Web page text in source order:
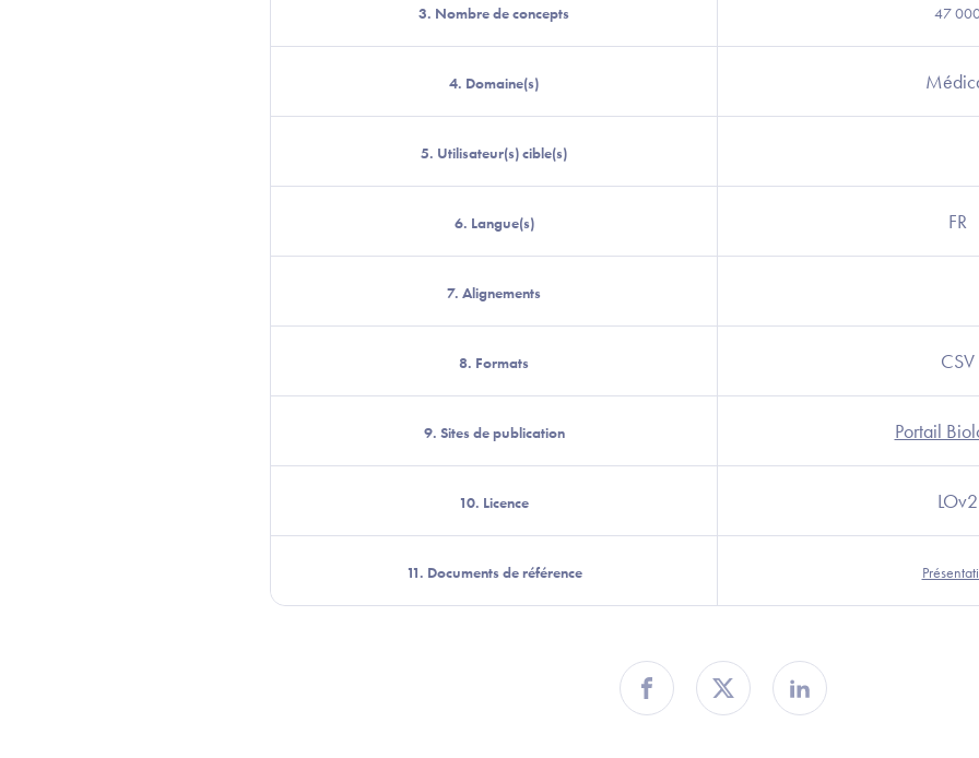
3. Nombre de concepts 47
4. Domaine(s)
5. Utilisateur(s) cible(s)
6. Langue(s) FR
7. Alignements
8. Formats CSV
9. Sites de publication Portail
10. Licence LOv2
11. Documents de référence
Partager sur Facebook
Partager sur TwitterPartager sur Linkedin